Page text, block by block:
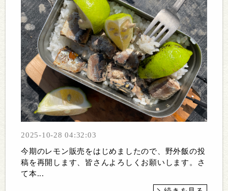
2025-10-28 04:32:03
今期のレモン販売をはじめましたので、野外飯の投
稿を再開します、皆さんよろしくお願いします。さ
て本...